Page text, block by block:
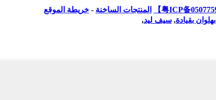
المنتجات الساخنة - خريطة الموقع
بهلوان بقيادة, سيف ليد,